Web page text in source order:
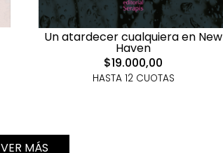
Un atardecer cualquiera en New
Haven
$19.000,00
HASTA 12 CUOTAS
VER MÁS